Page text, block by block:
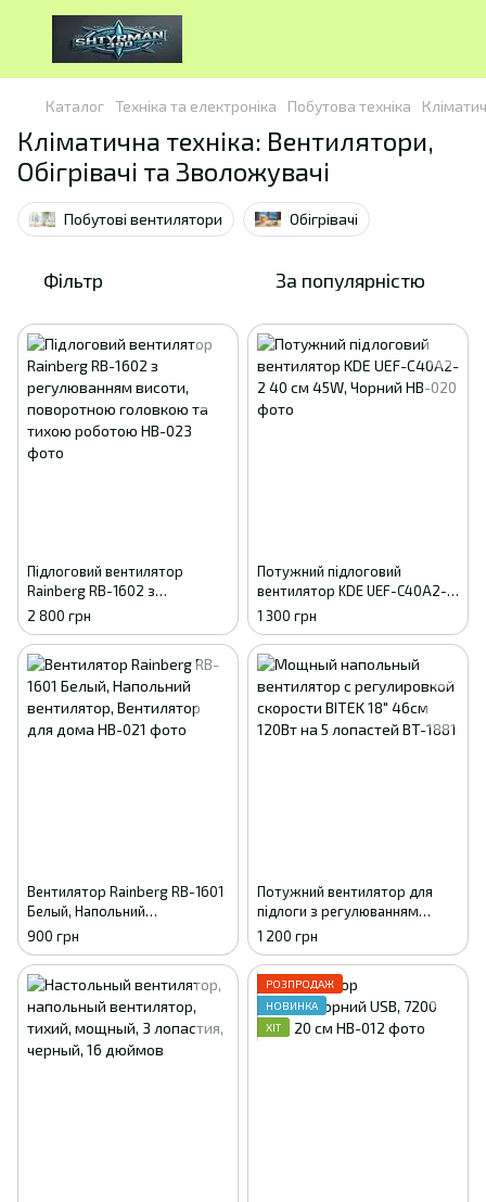
Каталог Техніка та електроніка Побутова техніка
Кліматична техніка: Вентилятори,
Обігрівачі та Зволожувачі
Побутові вентилятори Обігрівачі
Фільтр За популярністю
Підлоговий вентилятор
Rainberg RB-1602 з
регулюванням висоти,
поворотною головкою та
тихою роботою
2 800 грн
Потужний підлоговий
вентилятор KDE UEF-C40A2-2
40 см 45W, Чорний
1 300 грн
Вентилятор Rainberg RB-1601
Белый, Напольний
вентилятор, Вентилятор для
дома
900 грн
Потужний вентилятор для
підлоги з регулюванням
швидкості BITEK 18" 46см
120Вт на 5 лопатей BT-1881
1 200 грн
РОЗПРОДАЖ
НОВИНКА
ХІТ